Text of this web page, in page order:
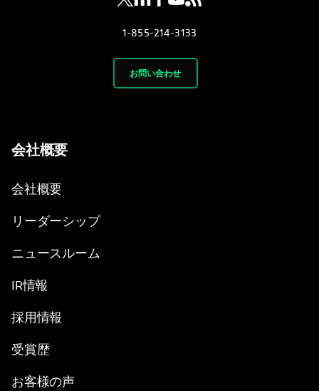
1-855-214-3133
お問い合わせ
会社概要
会社概要
リーダーシップ
ニュースルーム
IR情報
採用情報
受賞歴
お客様の声